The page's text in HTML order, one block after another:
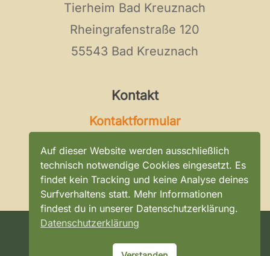
Tierheim Bad Kreuznach
Rheingrafenstraße 120
55543 Bad Kreuznach
Kontakt
Kontaktformular
E-Mail: kontakt@tierheim-bad-
kreuznach.de
Auf dieser Website werden ausschließlich
technisch notwendige Cookies eingesetzt. Es
findet kein Tracking und keine Analyse deines
Surfverhaltens statt. Mehr Informationen
findest du in unserer Datenschutzerklärung.
Datenschutzerklärung